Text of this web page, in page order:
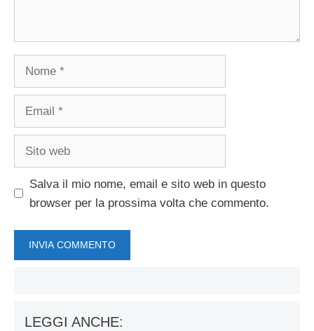
Nome
Email
Sito
Salva il mio nome, email e sito web in questo
browser per la prossima volta che commento.
LEGGI ANCHE: